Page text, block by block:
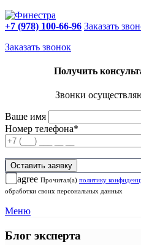
+7 (978) 100-66-96 Заказать
Заказать звонок
Получить
Звонки
Ваше имя
Номер телефона*
agree Прочитал(а) политику
обработки своих персональных данных
Меню
Блог эксперта